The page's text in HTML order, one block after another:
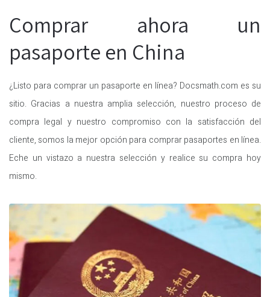
Comprar ahora un
pasaporte en China
¿Listo para comprar un pasaporte en línea? Docsmath.com es su
sitio. Gracias a nuestra amplia selección, nuestro proceso de
compra legal y nuestro compromiso con la satisfacción del
cliente, somos la mejor opción para comprar pasaportes en línea.
Eche un vistazo a nuestra selección y realice su compra hoy
mismo.